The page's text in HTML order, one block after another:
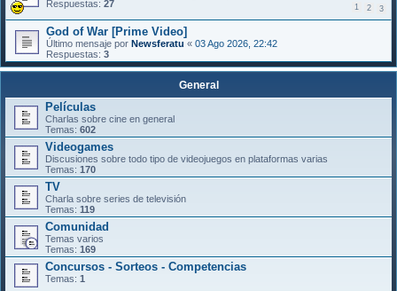
Respuestas: 27 1 2 3
God of War [Prime Video]
Último mensaje por Newsferatu « 03 Ago 2026, 22:42
Respuestas: 3
General
Películas
Charlas sobre cine en general
Temas: 602
Videogames
Discusiones sobre todo tipo de videojuegos en plataformas varias
Temas: 170
TV
Charla sobre series de televisión
Temas: 119
Comunidad
Temas varios
Temas: 169
Concursos - Sorteos - Competencias
Temas: 1